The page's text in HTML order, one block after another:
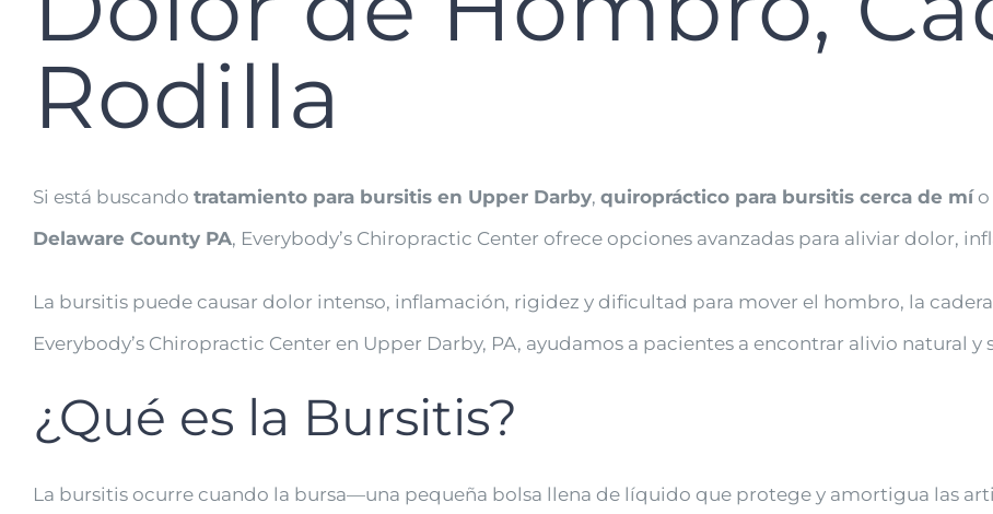
Rodilla
Si está buscando tratamiento para bursitis en Upper Darby, quiropráctico para bursitis cerca de mío
Delaware County PA, Everybody’s Chiropractic Center ofrece opciones avanzadas para aliviar dolor,
La bursitis puede causar dolor intenso, inflamación, rigidez y dificultad para mover el hombro, la
Everybody’s Chiropractic Center en Upper Darby, PA, ayudamos a pacientes a encontrar alivio natural
¿Qué es la Bursitis?
La bursitis ocurre cuando la bursa—una pequeña bolsa llena de líquido que protege y amortigua las